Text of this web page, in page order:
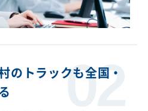
のトラックも全国・